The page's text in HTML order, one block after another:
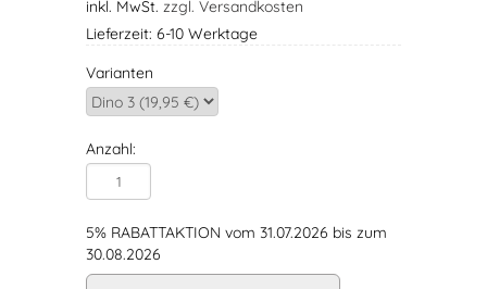
inkl. MwSt. zzgl. Versandkosten
Lieferzeit: 6-10 Werktage
Varianten
Anzahl:
5% RABATTAKTION vom 31.07.2026 bis zum
30.08.2026